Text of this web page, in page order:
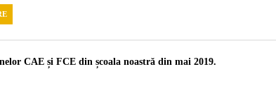
CAE și FCE din școala noastră din mai 2019.